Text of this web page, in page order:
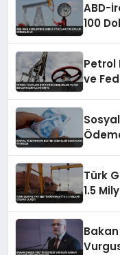
ABD-
100
Petrol
ve
Türk
1.5